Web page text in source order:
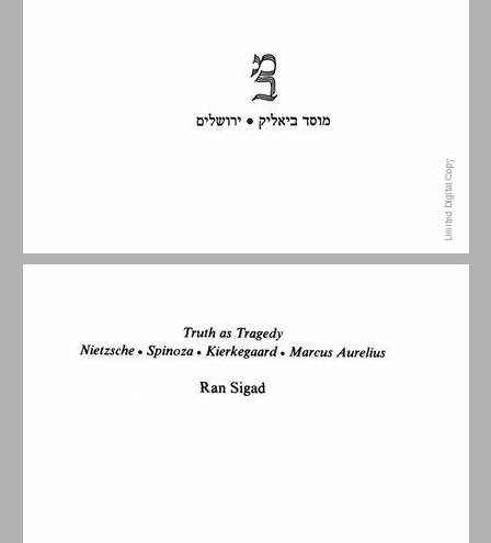
תוכן העניינים ... 5